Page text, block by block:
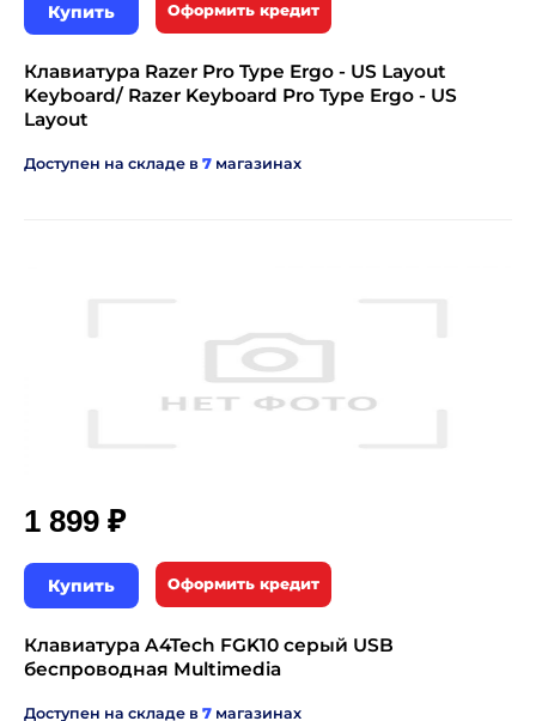
Купить Оформить кредит
Клавиатура Razer Pro Type Ergo - US Layout
Keyboard/ Razer Keyboard Pro Type Ergo - US
Layout
Доступен на складе в 7 магазинах
1 899 ₽
Купить Оформить кредит
Клавиатура A4Tech FGK10 серый USB
беспроводная Multimedia
Доступен на складе в 7 магазинах